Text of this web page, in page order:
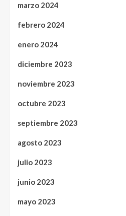
marzo 2024
febrero 2024
enero 2024
diciembre 2023
noviembre 2023
octubre 2023
septiembre 2023
agosto 2023
julio 2023
junio 2023
mayo 2023